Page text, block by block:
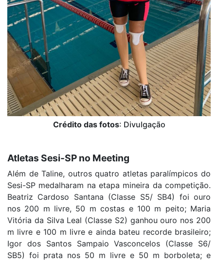
Crédito das fotos: Divulgação
Atletas Sesi-SP no Meeting
Além de Taline, outros quatro atletas paralímpicos do
Sesi-SP medalharam na etapa mineira da competição.
Beatriz Cardoso Santana (Classe S5/ SB4) foi ouro
nos 200 m livre, 50 m costas e 100 m peito; Maria
Vitória da Silva Leal (Classe S2) ganhou ouro nos 200
m livre e 100 m livre e ainda bateu recorde brasileiro;
Igor dos Santos Sampaio Vasconcelos (Classe S6/
SB5) foi prata nos 50 m livre e 50 m borboleta; e